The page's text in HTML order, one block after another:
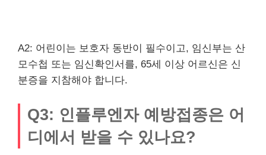
A2: 어린이는 보호자 동반이 필수이고, 임신부는 산
모수첩 또는 임신확인서를, 65세 이상 어르신은 신
분증을 지참해야 합니다.
Q3: 인플루엔자 예방접종은 어
디에서 받을 수 있나요?